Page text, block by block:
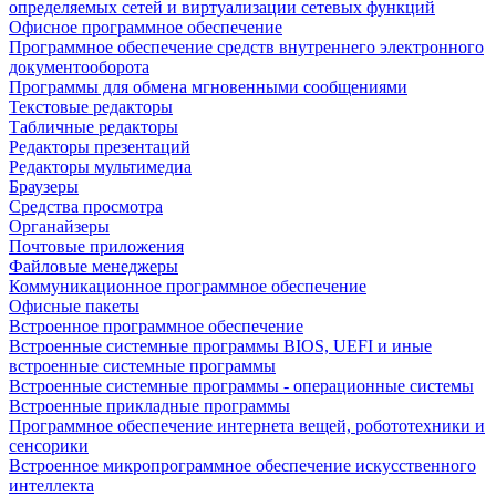
определяемых сетей и виртуализации сетевых функций
Офисное программное обеспечение
Программное обеспечение средств внутреннего электронного
документооборота
Программы для обмена мгновенными сообщениями
Текстовые редакторы
Табличные редакторы
Редакторы презентаций
Редакторы мультимедиа
Браузеры
Средства просмотра
Органайзеры
Почтовые приложения
Файловые менеджеры
Коммуникационное программное обеспечение
Офисные пакеты
Встроенное программное обеспечение
Встроенные системные программы BIOS, UEFI и иные
встроенные системные программы
Встроенные системные программы - операционные системы
Встроенные прикладные программы
Программное обеспечение интернета вещей, робототехники и
сенсорики
Встроенное микропрограммное обеспечение искусственного
интеллекта